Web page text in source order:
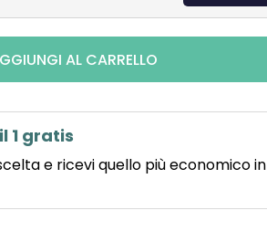
AL CARRELLO
1 gratis
e ricevi quello più economico in